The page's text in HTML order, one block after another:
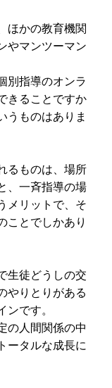
ほかの教育機関
やマンツーマン
別指導のオンラ
きることですか
うものはありま
るものは、場所
、一斉指導の場
メリットで、そ
ことでしかあり
生徒どうしの交
やりとりがある
です。
の人間関係の中
ータルな成長に